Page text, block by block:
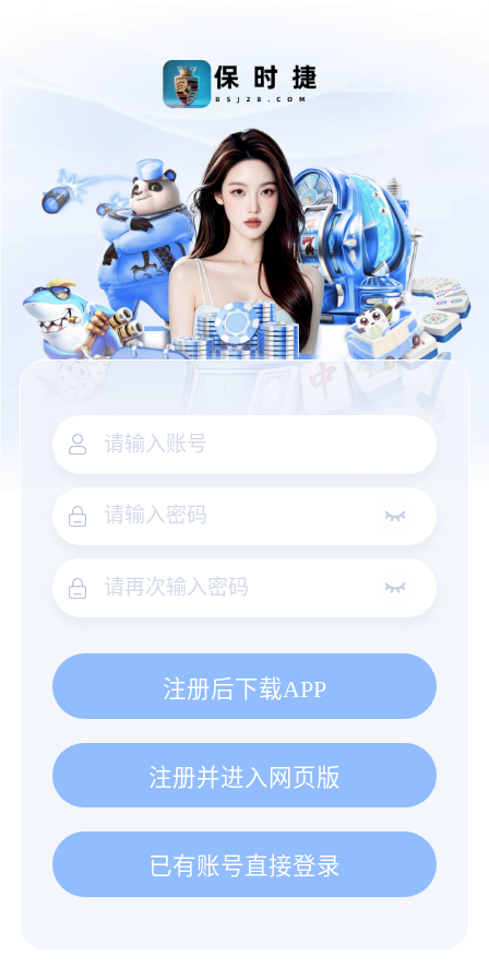
注册后下载APP
注册并进入网页版
已有账号直接登录